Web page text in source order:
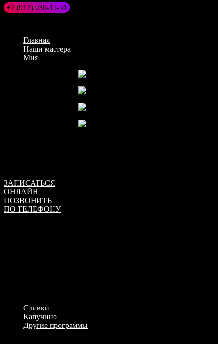
+7 (917) 030-15-51
Главная
Наши мастера
Мия
ЗАПИСАТЬСЯ
ОНЛАЙН
ПОЗВОНИТЬ
ПО ТЕЛЕФОНУ
Сливки
Капучино
Другие программы